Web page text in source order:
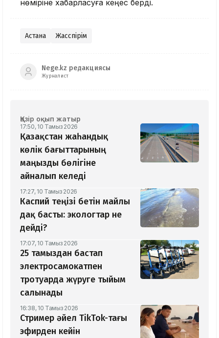
нөміріне хабарласуға кеңес берді.
Астана Жасөспірім
Nege.kz редакциясы
Журналист
Қазір оқып жатыр
17:50, 10 Тамыз 2026
Қазақстан жаһандық
көлік бағыттарының
маңызды бөлігіне
айналып келеді
17:27, 10 Тамыз 2026
Каспий теңізі бетін майлы
дақ басты: экологтар не
дейді?
17:07, 10 Тамыз 2026
25 тамыздан бастап
электросамокатпен
тротуарда жүруге тыйым
салынады
16:38, 10 Тамыз 2026
Стример әйел TikTok-тағы
эфирден кейін